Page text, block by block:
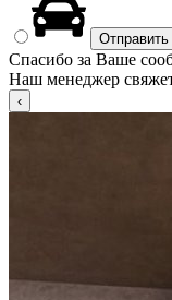
Спасибо за Ваше
Наш менеджер